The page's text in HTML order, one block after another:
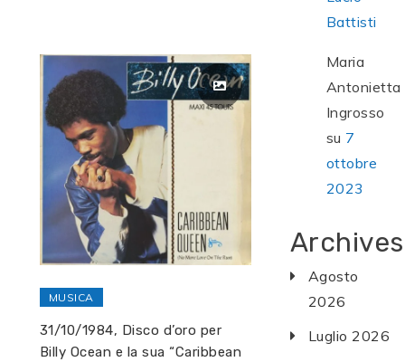
MUSICA
31/10/1984, Disco d’oro per
Billy Ocean e la sua “Caribbean
Battisti
Maria
Antonietta
Ingrosso
su 7
ottobre
2023
Archives
Agosto
2026
Luglio 2026